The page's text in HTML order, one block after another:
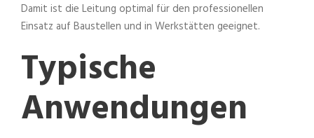
Damit ist die Leitung optimal für den professionellen
Einsatz auf Baustellen und in Werkstätten geeignet.
Typische
Anwendungen